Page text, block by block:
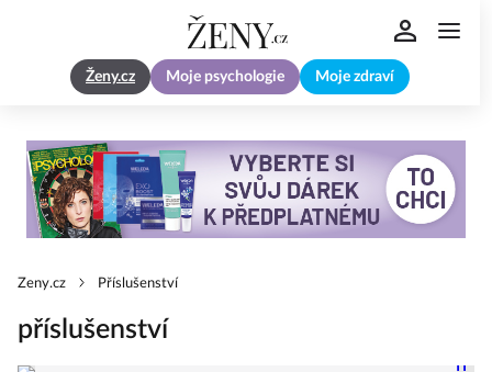
Ženy.cz Moje psychologie Moje zdraví
Zeny.cz Příslušenství
příslušenství